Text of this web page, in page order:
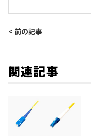
< 前の記事
関連記事